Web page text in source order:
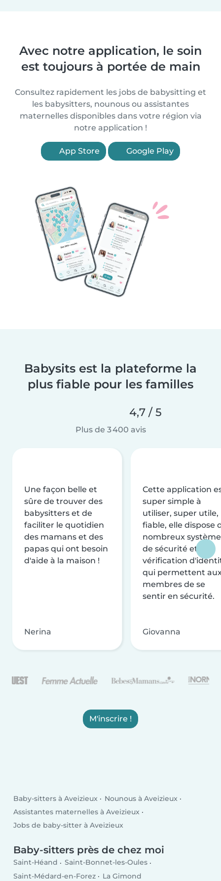
Avec notre application, le soin
est toujours à portée de main
Consultez rapidement les jobs de babysitting et
les babysitters, nounous ou assistantes
maternelles disponibles dans votre région via
notre application !
App Store Google Play
Babysits est la plateforme la
plus fiable pour les familles
4,7 / 5
Plus de 3 400 avis
Une façon belle et
sûre de trouver des
babysitters et de
faciliter le quotidien
des mamans et des
papas qui ont besoin
d'aide à la maison !
Nerina
Cette application
super simple à
utiliser, super utile,
fiable, elle dispose
nombreux
de sécurité et de
vérification
qui permettent
membres de se
sentir en sécurité.
Giovanna
M'inscrire !
Baby-sitters à Aveizieux
Nounous à Aveizieux
Assistantes maternelles à Aveizieux
Jobs de baby-sitter à Aveizieux
Baby-sitters près de chez moi
Saint-Héand
Saint-Bonnet-les-Oules
Saint-Médard-en-Forez
La Gimond